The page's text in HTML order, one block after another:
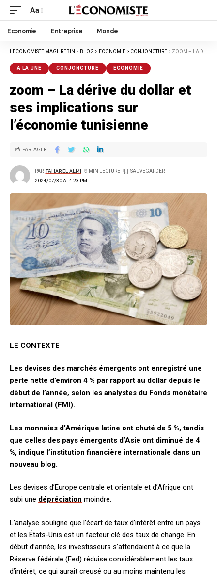
Aa
Economie Entreprise Monde
LECONOMISTE MAGHREBIN > BLOG > ECONOMIE > CONJONCTURE > ZOOM – LA DÉRIVE DU DOLLAR ET SES IMPLICATIONS SUR L’ÉCONOMIE TUNISIENNE
A LA UNE CONJONCTURE ECONOMIE
zoom – La dérive du dollar et
ses implications sur
l’économie tunisienne
2024/07/30 AT 4:23 PM
PAR TAHAR EL ALMI 9 MIN LECTURE
PARTAGER
LE CONTEXTE
Les devises des marchés émergents ont enregistré une
perte nette d’environ 4 % par rapport au dollar depuis le
début de l’année, selon les analystes du Fonds monétaire
international (FMI ).
Les monnaies d’Amérique latine ont chuté de 5 %, tandis
que celles des pays émergents d’Asie ont diminué de 4
%, indique l’institution financière internationale dans un
nouveau blog.
Les devises d’Europe centrale et orientale et d’Afrique ont
subi une dépréciation moindre.
L’analyse souligne que l’écart de taux d’intérêt entre un pays
et les États-Unis est un facteur clé des taux de change. En
début d’année, les investisseurs s’attendaient à ce que la
Réserve fédérale (Fed) réduise considérablement les taux
d’intérêt, ce qui aurait creusé ou au moins maintenu les